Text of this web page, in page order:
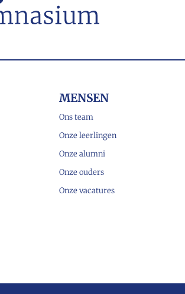
MENSEN
Ons team
Onze leerlingen
Onze alumni
Onze ouders
Onze vacatures